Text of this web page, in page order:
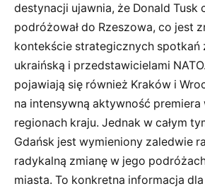
destynacji ujawnia, że Donald Tusk
podróżował do Rzeszowa, co jest
kontekście strategicznych spotkań
ukraińską i przedstawicielami
pojawiają się również Kraków i
na intensywną aktywność premiera
regionach kraju. Jednak w całym
Gdańsk jest wymieniony zaledwie
radykalną zmianę w jego
miasta. To konkretna informacja